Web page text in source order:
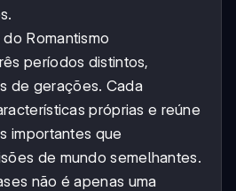
Romantismo
períodos distintos,
de gerações. Cada
próprias e reúne
importantes que
de mundo semelhantes.
não é apenas uma